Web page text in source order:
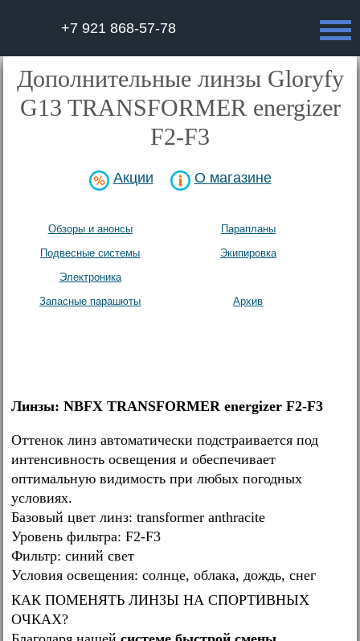
+7 921 868-57-78
Дополнительные линзы Gloryfy
G13 TRANSFORMER energizer
F2-F3
Акции О магазине
Обзоры и анонсы
Парапланы
Подвесные системы
Экипировка
Электроника
Запасные парашюты
Архив
Линзы: NBFX TRANSFORMER energizer F2-F3
Оттенок линз автоматически подстраивается под
интенсивность освещения и обеспечивает
оптимальную видимость при любых погодных
условиях.
Базовый цвет линз: transformer anthracite
Уровень фильтра: F2-F3
Фильтр: синий свет
Условия освещения: солнце, облака, дождь, снег
КАК ПОМЕНЯТЬ ЛИНЗЫ НА СПОРТИВНЫХ
ОЧКАХ?